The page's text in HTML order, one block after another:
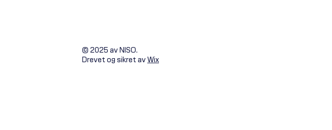
© 2025 av NISO.
Drevet og sikret avWix